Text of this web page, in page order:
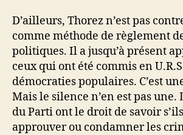
D’ailleurs, Thorez n’est pas
comme méthode de règlement
politiques. Il a jusqu’à présent
ceux qui ont été commis en
démocraties populaires. C’est
Mais le silence n’en est pas
du Parti ont le droit de savoir
approuver ou condamner les